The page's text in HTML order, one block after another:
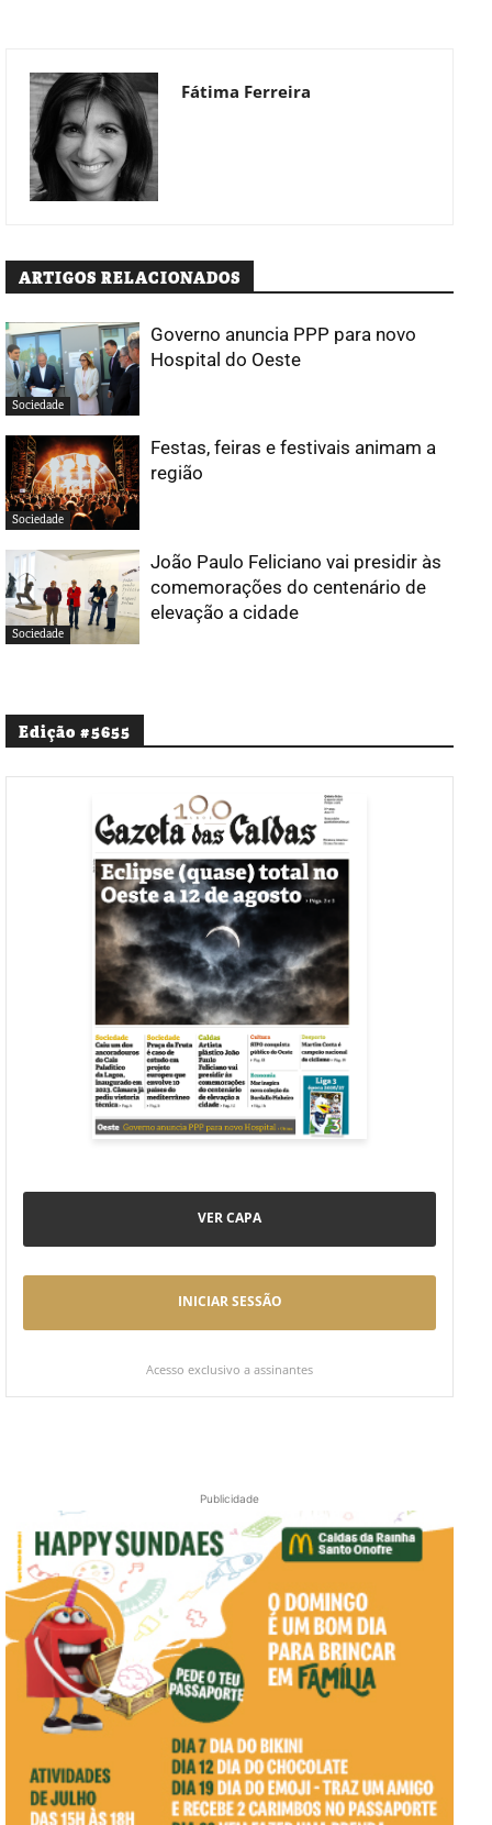
Fátima Ferreira
ARTIGOS RELACIONADOS
Sociedade
Governo anuncia PPP para novo
Hospital do Oeste
Sociedade
Festas, feiras e festivais animam a
região
Sociedade
João Paulo Feliciano vai presidir às
comemorações do centenário de
elevação a cidade
Edição #5655
VER CAPA
INICIAR SESSÃO
Acesso exclusivo a assinantes
Publicidade